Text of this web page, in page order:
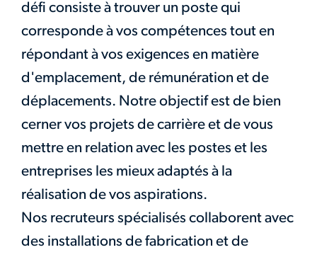
défi consiste à trouver un poste qui
corresponde à vos compétences tout en
répondant à vos exigences en matière
d'emplacement, de rémunération et de
déplacements. Notre objectif est de bien
cerner vos projets de carrière et de vous
mettre en relation avec les postes et les
entreprises les mieux adaptés à la
réalisation de vos aspirations.
Nos recruteurs spécialisés collaborent avec
des installations de fabrication et de